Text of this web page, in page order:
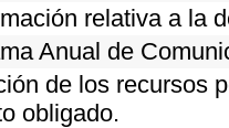
relativa a la
Anual de
de los recursos
obligado.